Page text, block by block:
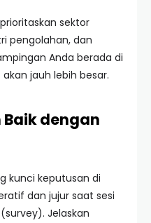
sektor
pengolahan, dan
Anda berada di
jauh lebih besar.
Baik dengan
kunci keputusan di
dan jujur saat sesi
Jelaskan